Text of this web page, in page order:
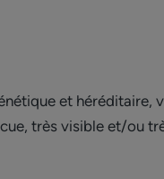
et héréditaire,
très visible et/ou